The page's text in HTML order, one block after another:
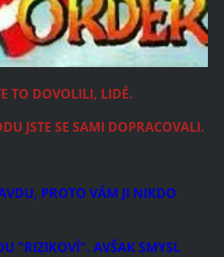
TO DOVOLILI, LIDÉ.
JSTE SE SAMI DOPRACOVALI.
PROTO VÁM JI NIKDO
"RIZIKOVÍ". AVŠAK SMYSL